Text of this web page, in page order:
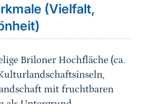
(Vielfalt,
Briloner Hochfläche (ca.
mit fruchtbaren